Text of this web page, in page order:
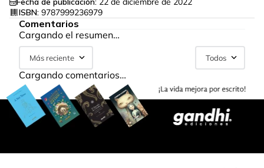
ISBN: 9787999236979
Comentarios
Cargando el resumen…
Más reciente Todos
Cargando comentarios…